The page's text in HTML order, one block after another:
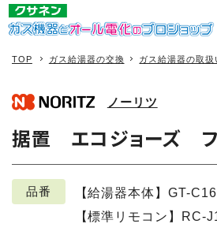
TOP ガス給湯器の交換 ガス給湯器の取扱
ノーリツ
据置 エコジョーズ フ
品番
【給湯器本体】GT-
【標準リモコン】RC-